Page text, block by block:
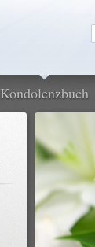
Kondolenzbuch